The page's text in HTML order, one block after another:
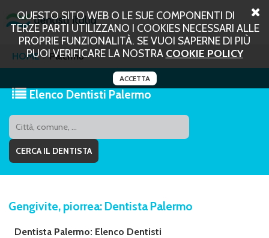
QUESTO SITO WEB O LE SUE COMPONENTI DI
TERZE PARTI UTILIZZANO I COOKIES NECESSARI ALLE
PROPRIE FUNZIONALITÀ. SE VUOI SAPERNE DI PIÙ
PUOI VERIFICARE LA NOSTRA COOKIE POLICY
ACCETTA
HOME Palermo
Elenco Dentisti Palermo
Gengivite, piorrea: Dentista Palermo
Dentista Palermo: Elenco Dentisti